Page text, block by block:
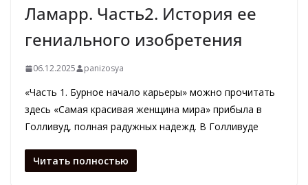
Ламарр. Часть2. История ее
гениального изобретения
06.12.2025 panizosya
«Часть 1. Бурное начало карьеры» можно прочитать
здесь «Самая красивая женщина мира» прибыла в
Голливуд, полная радужных надежд. В Голливуде
Читать полностью